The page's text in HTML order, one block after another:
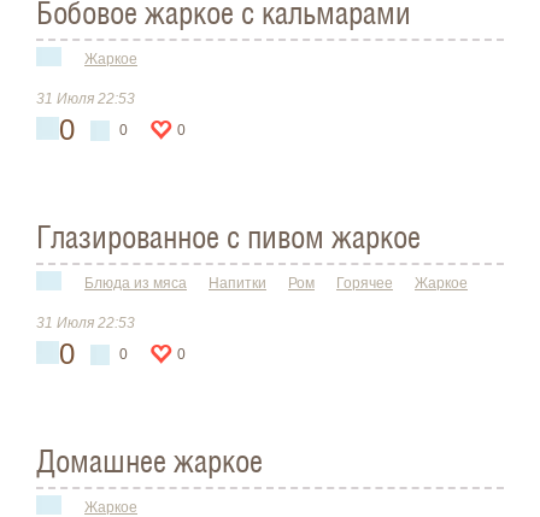
Бобовое жаркое с кальмарами
Жаркое
31 Июля 22:53
0 0 0
Глазированное с пивом жаркое
Блюда из мяса Напитки Ром Горячее Жаркое
31 Июля 22:53
0 0 0
Домашнее жаркое
Жаркое